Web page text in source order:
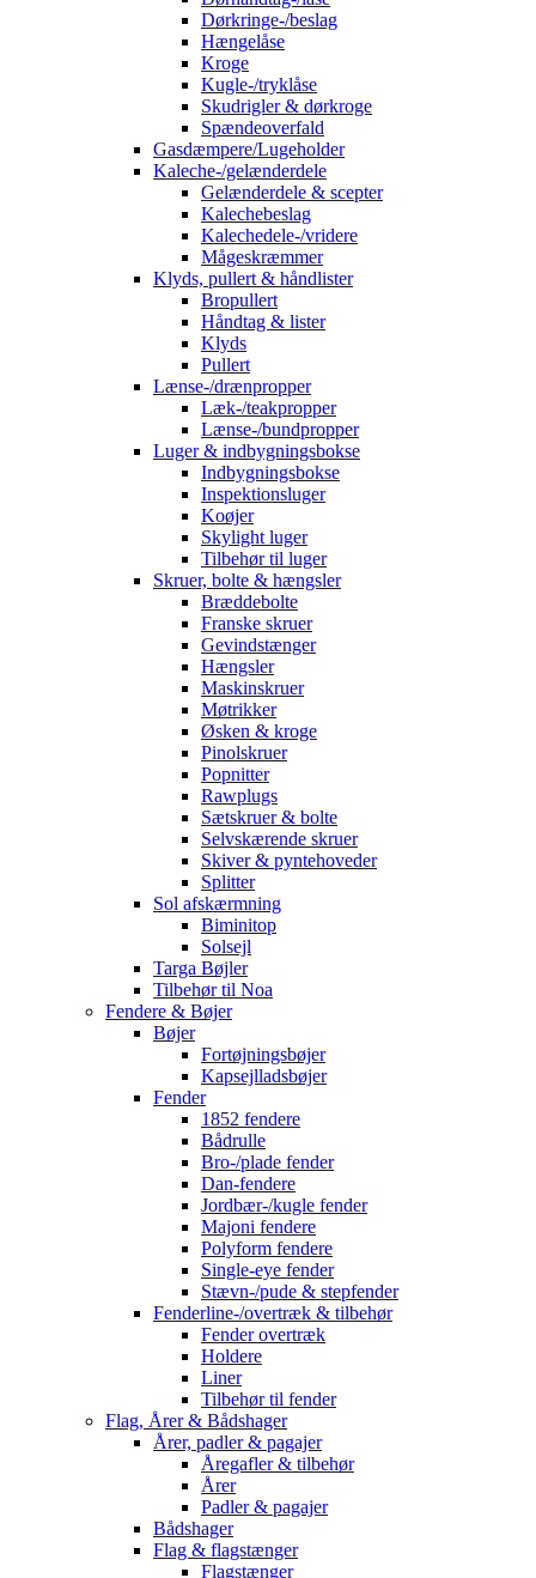
Dørkringe-/beslag
Hængelåse
Kroge
Kugle-/tryklåse
Skudrigler & dørkroge
Spændeoverfald
Gasdæmpere/Lugeholder
Kaleche-/gelænderdele
Gelænderdele & scepter
Kalechebeslag
Kalechedele-/vridere
Mågeskræmmer
Klyds, pullert & håndlister
Bropullert
Håndtag & lister
Klyds
Pullert
Lænse-/drænpropper
Læk-/teakpropper
Lænse-/bundpropper
Luger & indbygningsbokse
Indbygningsbokse
Inspektionsluger
Koøjer
Skylight luger
Tilbehør til luger
Skruer, bolte & hængsler
Bræddebolte
Franske skruer
Gevindstænger
Hængsler
Maskinskruer
Møtrikker
Øsken & kroge
Pinolskruer
Popnitter
Rawplugs
Sætskruer & bolte
Selvskærende skruer
Skiver & pyntehoveder
Splitter
Sol afskærmning
Biminitop
Solsejl
Targa Bøjler
Tilbehør til Noa
Fendere & Bøjer
Bøjer
Fortøjningsbøjer
Kapsejlladsbøjer
Fender
1852 fendere
Bådrulle
Bro-/plade fender
Dan-fendere
Jordbær-/kugle fender
Majoni fendere
Polyform fendere
Single-eye fender
Stævn-/pude & stepfender
Fenderline-/overtræk & tilbehør
Fender overtræk
Holdere
Liner
Tilbehør til fender
Flag, Årer & Bådshager
Årer, padler & pagajer
Åregafler & tilbehør
Årer
Padler & pagajer
Bådshager
Flag & flagstænger
Flagstænger